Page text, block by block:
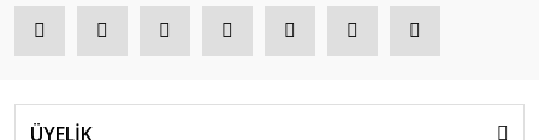
ÜYELİK